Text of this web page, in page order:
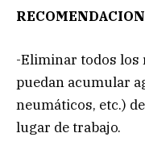
-Eliminar todos los
puedan acumular
neumáticos, etc.)
lugar de trabajo.